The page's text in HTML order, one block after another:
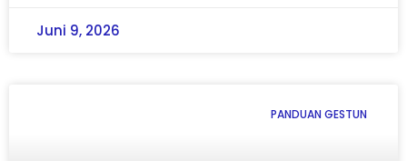
Juni 9, 2026
PANDUAN GESTUN